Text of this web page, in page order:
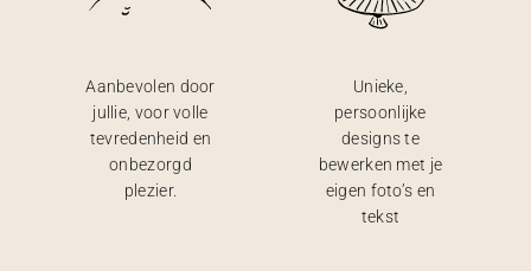
Aanbevolen door
jullie, voor volle
tevredenheid en
onbezorgd
plezier.
Unieke,
persoonlijke
designs te
bewerken met je
eigen foto’s en
tekst